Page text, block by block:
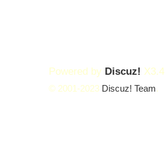
Powered by Discuz! X3.4
© 2001-2023 Discuz! Team.